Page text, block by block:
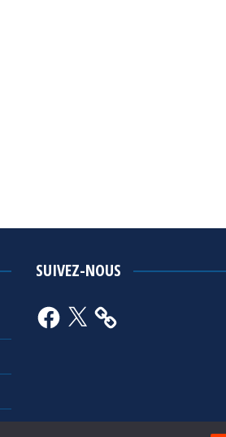
SUIVEZ-NOUS
Facebook
X